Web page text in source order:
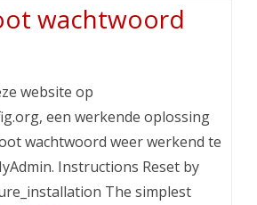
wachtwoord
website op
een werkende oplossing
wachtwoord weer werkend te
Instructions Reset by
The simplest